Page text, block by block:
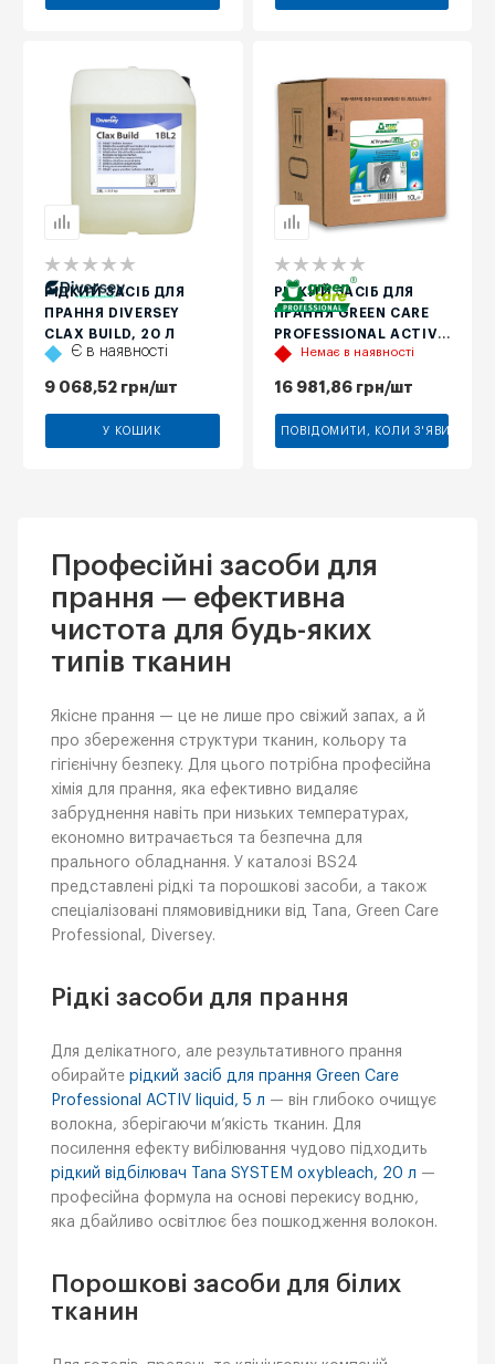
РІДКИЙ ЗАСІБ ДЛЯ
ПРАННЯ DIVERSEY
CLAX BUILD, 20 Л
Є в наявності
9 068,52 грн/шт
У КОШИК
РІДКИЙ ЗАСІБ ДЛЯ
ПРАННЯ GREEN CARE
PROFESSIONAL ACTIV
PERFECT KLIKS, 10 Л
Немає в наявності
16 981,86грн/шт
ПОВІДОМИТИ, КОЛИ З'ЯВИТЬСЯ
Професійні засоби для
прання — ефективна
чистота для будь-яких
типів тканин
Якісне прання — це не лише про свіжий запах, а й
про збереження структури тканин, кольору та
гігієнічну безпеку. Для цього потрібна професійна
хімія для прання, яка ефективно видаляє
забруднення навіть при низьких температурах,
економно витрачається та безпечна для
прального обладнання. У каталозі BS24
представлені рідкі та порошкові засоби, а також
спеціалізовані плямовивідники від Tana, Green Care
Professional, Diversey.
Рідкі засоби для прання
Для делікатного, але результативного прання
обирайте рідкий засіб для прання Green Care
Professional ACTIV liquid, 5 л — він глибоко очищує
волокна, зберігаючи м’якість тканин. Для
посилення ефекту вибілювання чудово підходить
рідкий відбілювач Tana SYSTEM oxybleach, 20 л —
професійна формула на основі перекису водню,
яка дбайливо освітлює без пошкодження волокон.
Порошкові засоби для білих
тканин